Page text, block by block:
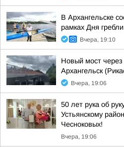
В Архангельске
рамках Дня гребли
Вчера, 19:10
Новый мост
Архангельск
Вчера, 19:06
50 лет рука об
Устьянскому
Чесноковых!
Вчера, 19:06